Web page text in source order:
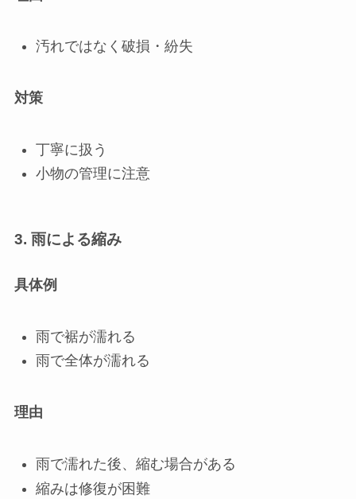
汚れではなく破損・紛失
対策
丁寧に扱う
小物の管理に注意
3. 雨による縮み
具体例
雨で裾が濡れる
雨で全体が濡れる
理由
雨で濡れた後、縮む場合がある
縮みは修復が困難